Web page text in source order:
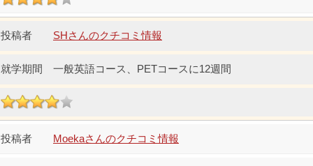
SHさんのクチコミ情報
一般英語コース、PETコースに12週間
Moekaさんのクチコミ情報